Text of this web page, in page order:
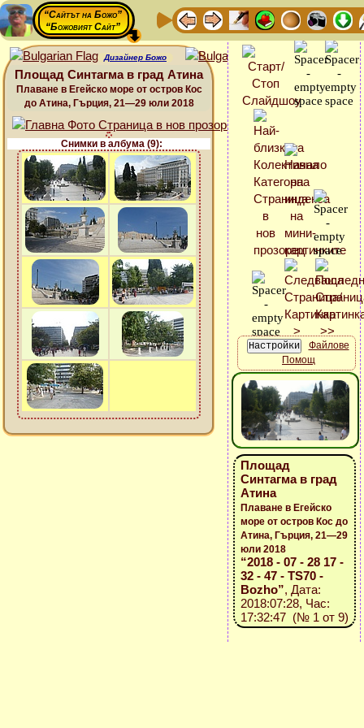
“Сайтът на Божо”
“Божовият Сайт”
Дизайнер Божо
Площад Синтагма в град Атина
Плаване в Егейско море от остров Кос
до Атина, Гърция, 21—29 юли 2018
Снимки в албума (9):
Файлове
Помощ
Площад
Синтагма в град
Атина
Плаване в Егейско
море от остров Кос до
Атина, Гърция, 21—29
юли 2018
“2018 - 07 - 28 17 -
32 - 47 - TS70 -
Bozho”, Дата:
2018:07:28, Час:
17:32:47 (№ 1 от 9)